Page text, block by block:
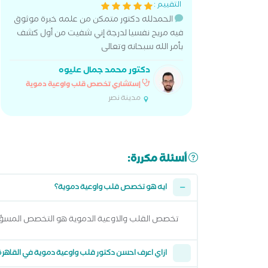
التقييم :
الحمدلله دكتور متمكن من علمه خبرة موثوق
فيه مريح نفسيا لدرجة إني شفيت من أول كشف
بأمر الله سبحانه وتعالى
دكتور محمد جمال عليوه
إستشاري تخصص قلب واوعية دموية
مدينة نصر
أسئلة مكررة:
ايه هو تخصص قلب واوعية دموية؟
تخصص القلب والاوعية الدموية هو التخصص
ازاي اعرف احسن دكتور قلب واوعية دموية في